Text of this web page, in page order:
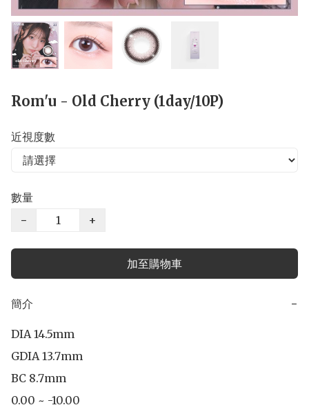
Rom'u - Old Cherry (1day/10P)
近視度數
數量
−
+
加至購物車
簡介 −
DIA 14.5mm
GDIA 13.7mm
BC 8.7mm
0.00 ~ -10.00